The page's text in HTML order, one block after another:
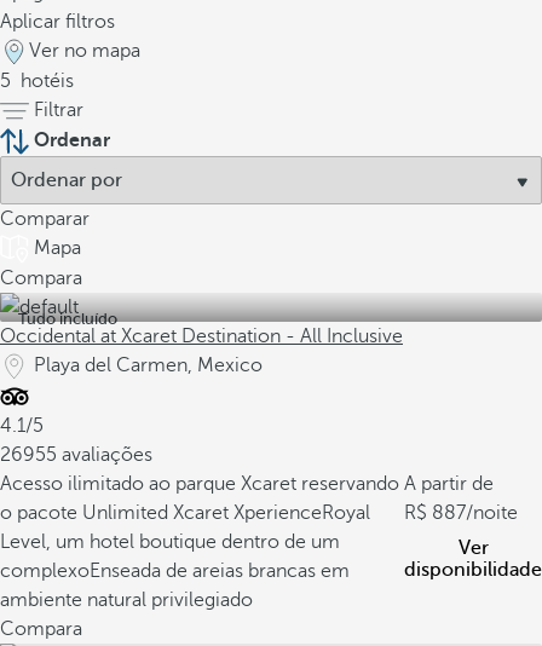
Aplicar filtros
Ver no mapa
5
hotéis
Filtrar
Ordenar
Comparar
Mapa
Compara
Tudo incluído
Occidental at Xcaret Destination - All Inclusive
Playa del Carmen, Mexico
4.1/5
26955 avaliações
Acesso ilimitado ao parque Xcaret reservando
o pacote Unlimited Xcaret XperienceRoyal
Level, um hotel boutique dentro de um
complexoEnseada de areias brancas em
ambiente natural privilegiado
A partir de
887/noite
Ver
disponibilidade
Compara